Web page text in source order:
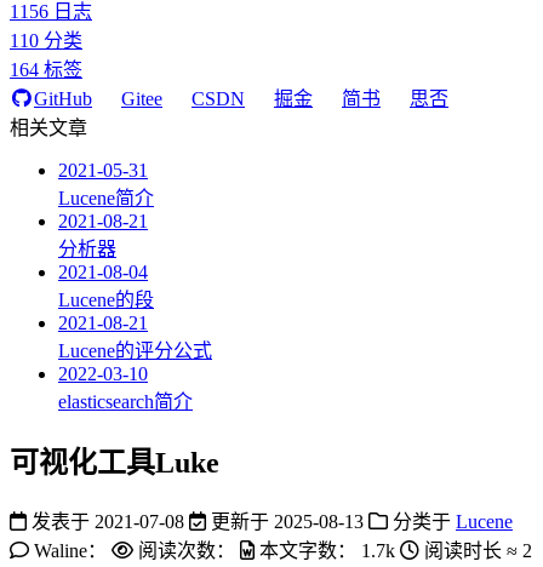
1156 日志
110 分类
164 标签
GitHub
Gitee CSDN 掘金 简书
思否
相关文章
2021-05-31
Lucene简介
2021-08-21
分析器
2021-08-04
Lucene的段
2021-08-21
Lucene的评分公式
2022-03-10
elasticsearch简介
可视化工具Luke
发表于 2021-07-08 更新于 2025-08-13 分类于 Lucene
Waline：
阅读次数： 本文字数： 1.7k 阅读时长 ≈ 2